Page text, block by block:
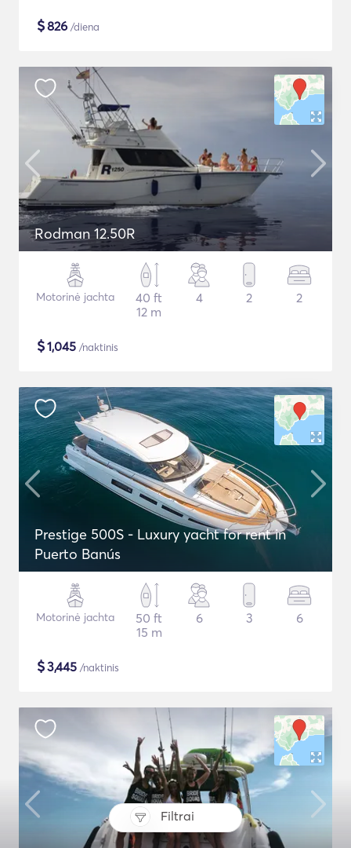
Filtrai
$826 /diena
Rodman 12.50R
Motorinė jachta
40 ft
12 m
4 2 2
$1,045 /naktinis
Prestige 500S - Luxury yacht for rent in
Puerto Banús
Motorinė jachta
50 ft
15 m
6 3 6
$3,445 /naktinis